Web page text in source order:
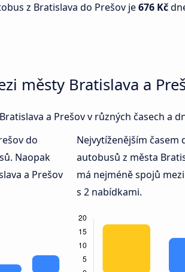
z Bratislava do Prešov je676 Kč
městy Bratislava a
a Prešov v různých časech a
do
Naopak
a Prešov
Nejvytíženějším časem
autobusů z města
má nejméně spojů
s 2 nabídkami.